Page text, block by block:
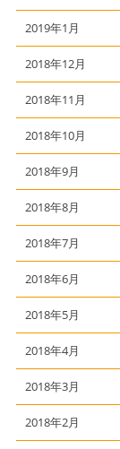
2019年1月
2018年12月
2018年11月
2018年10月
2018年9月
2018年8月
2018年7月
2018年6月
2018年5月
2018年4月
2018年3月
2018年2月